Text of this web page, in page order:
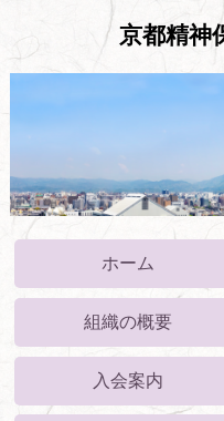
京都精神
ホーム
組織の概要
入会案内